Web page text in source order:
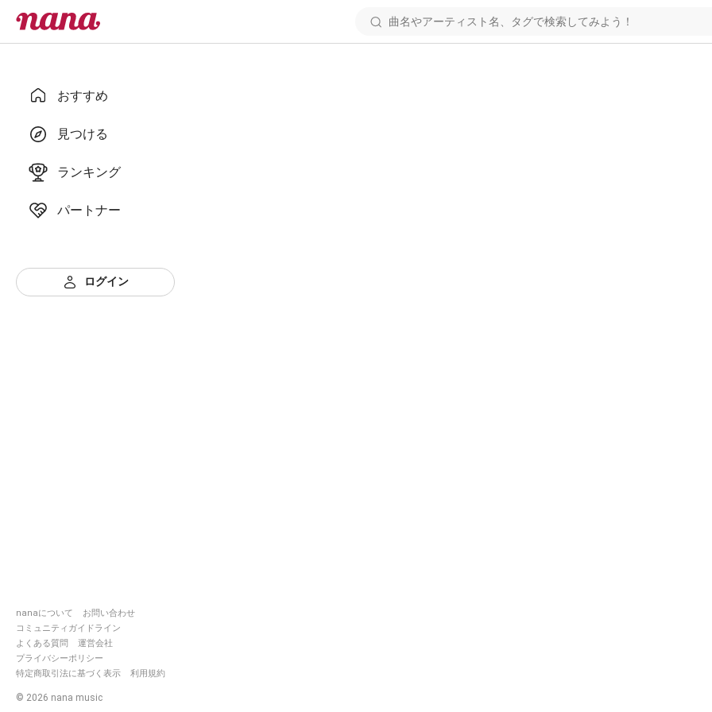
おすすめ
見つける
ランキング
パートナー
ログイン
nanaについて
お問い合わせ
コミュニティガイドライン
よくある質問
運営会社
プライバシーポリシー
特定商取引法に基づく表示
利用規約
© 2026 nana music